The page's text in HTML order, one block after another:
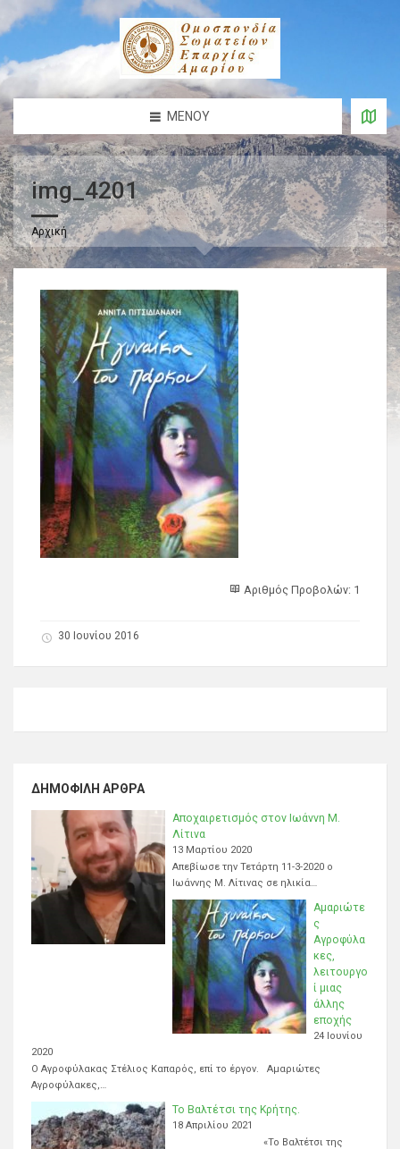
ΜΕΝΟΎ
img_4201
Αρχική
Αριθμός Προβολών: 1
30 Ιουνίου 2016
ΔΗΜΟΦΙΛΉ ΆΡΘΡΑ
Αποχαιρετισμός στον Ιωάννη Μ.
Λίτινα
13 Μαρτίου 2020
Απεβίωσε την Τετάρτη 11-3-2020 ο
Ιωάννης Μ. Λίτινας σε ηλικία…
Αμαριώτε
ς
Αγροφύλα
κες,
λειτουργο
ί μιας
άλλης
εποχής
24 Ιουνίου
2020
Ο Αγροφύλακας Στέλιος Καπαρός, επί το έργον. Αμαριώτες
Αγροφύλακες,…
Το Βαλτέτσι της Κρήτης.
18 Απριλίου 2021
«Το Βαλτέτσι της